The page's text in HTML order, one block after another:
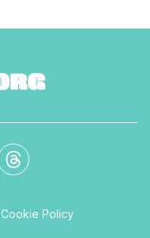
Cookie Policy